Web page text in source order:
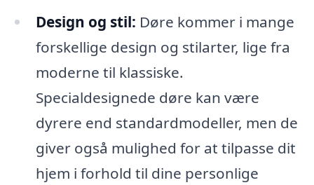
Design og stil: Døre kommer i mange
forskellige design og stilarter, lige fra
moderne til klassiske.
Specialdesignede døre kan være
dyrere end standardmodeller, men de
giver også mulighed for at tilpasse dit
hjem i forhold til dine personlige